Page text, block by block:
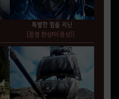
특별한 힘을 지닌
[꿈결 환상마(몽상)]